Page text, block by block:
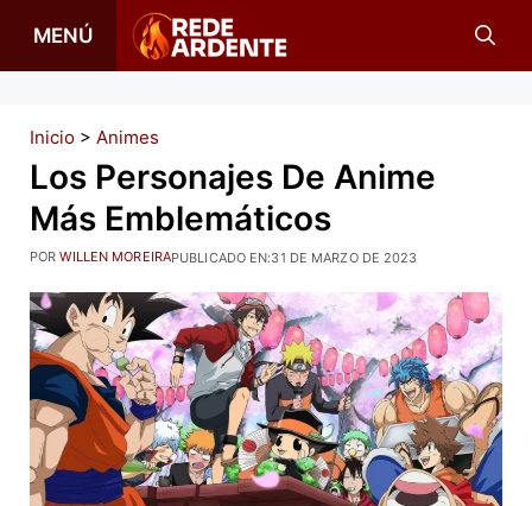
MENÚ
Inicio > Animes
Los Personajes De Anime
Más Emblemáticos
PUBLICADO EN:31 DE MARZO DE 2023
PORWILLEN MOREIRA